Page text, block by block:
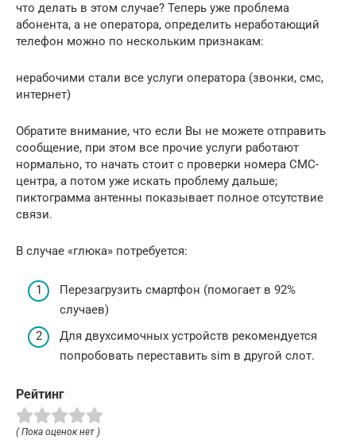
что делать в этом случае? Теперь уже проблема
абонента, а не оператора, определить неработающий
телефон можно по нескольким признакам:
нерабочими стали все услуги оператора (звонки, смс,
интернет)
Обратите внимание, что если Вы не можете отправить
сообщение, при этом все прочие услуги работают
нормально, то начать стоит с проверки номера СМС-
центра, а потом уже искать проблему дальше;
пиктограмма антенны показывает полное отсутствие
связи.
В случае «глюка» потребуется:
Перезагрузить смартфон (помогает в 92%
случаев)
Для двухсимочных устройств рекомендуется
попробовать переставить sim в другой слот.
Рейтинг
( Пока оценок нет )